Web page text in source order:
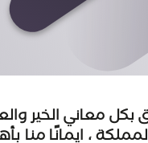
بكل معاني الخير
نسبة عدد المتطوعين في المملكة ،